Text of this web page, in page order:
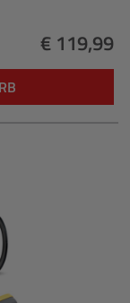
Regulärer
€ 119,99